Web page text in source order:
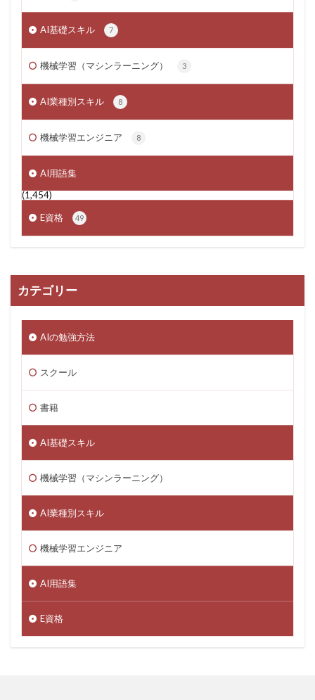
AI基礎スキル 7
機械学習（マシンラーニング） 3
AI業種別スキル 8
機械学習エンジニア 8
AI用語集
(1,454)
E資格
49
カテゴリー
AIの勉強方法
スクール
書籍
AI基礎スキル
機械学習（マシンラーニング）
AI業種別スキル
機械学習エンジニア
AI用語集
E資格